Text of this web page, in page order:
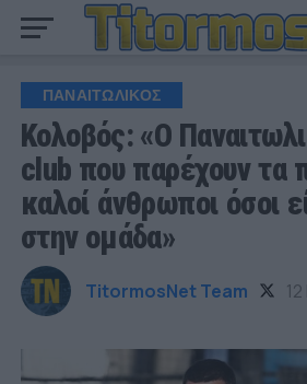
ΠΑΝΑΙΤΩΛΙΚΟΣ
Κολοβός: «Ο
club που παρέχουν τα
καλοί άνθρωποι όσοι
στην ομάδα»
TitormosNet Team